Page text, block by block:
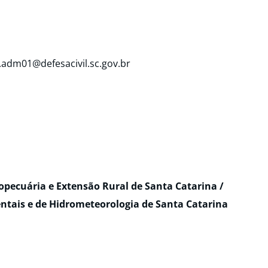
e Extensão Rural de Santa Catarina /
e de Hidrometeorologia de Santa Catarina